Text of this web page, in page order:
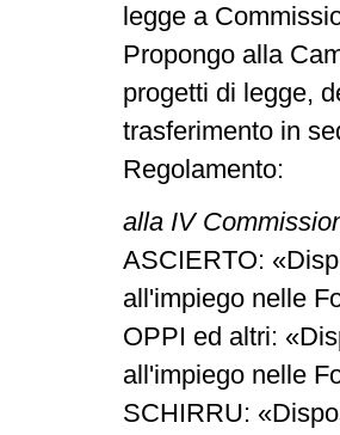
legge a
Propongo alla
progetti di legge,
trasferimento in
Regolamento:
alla IV
ASCIERTO:
all'impiego nelle
OPPI ed altri:
all'impiego nelle
SCHIRRU: